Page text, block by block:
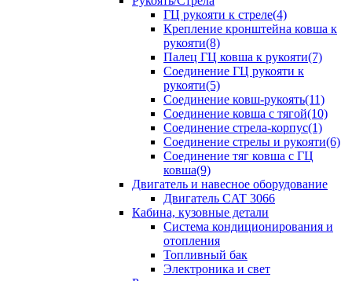
ГЦ рукояти к стреле(4)
Крепление кронштейна ковша к
рукояти(8)
Палец ГЦ ковша к рукояти(7)
Соединение ГЦ рукояти к
рукояти(5)
Соединение ковш-рукоять(11)
Соединение ковша с тягой(10)
Соединение стрела-корпус(1)
Соединение стрелы и рукояти(6)
Соединение тяг ковша с ГЦ
ковша(9)
Двигатель и навесное оборудование
Двигатель CAT 3066
Кабина, кузовные детали
Система кондиционирования и
отопления
Топливный бак
Электроника и свет